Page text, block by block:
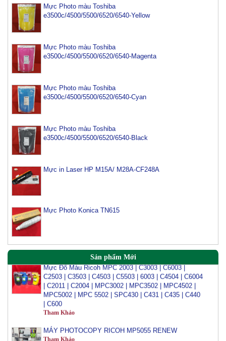
Mực Photo màu Toshiba
e3500c/4500/5500/6520/6540-Yellow
Mực Photo màu Toshiba
e3500c/4500/5500/6520/6540-Magenta
Mực Photo màu Toshiba
e3500c/4500/5500/6520/6540-Cyan
Mực Photo màu Toshiba
e3500c/4500/5500/6520/6540-Black
Mực in Laser HP M15A/ M28A-CF248A
Mực Photo Konica TN615
Sản phẩm Mới
Mực máy photo ricoh MP 2554/ 3054/ 3554/ 3054SP/
3554SP
Mực Photocopy Ricoh 6210D
Mực đổ photo ricoh MP 3054/3554/4054/5054/6054
Mực Đổ Màu Ricoh MPC 2003 | C3003 | C6003 |
C2503 | C3503 | C4503 | C5503 | 6003 | C4504 | C6004
| C2011 | C2004 | MPC3002 | MPC3502 | MPC4502 |
MPC5002 | MPC 5502 | SPC430 | C431 | C435 | C440
| C600
Tham Khảo
Tham Khảo